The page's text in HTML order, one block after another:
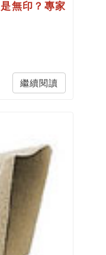
無印？專家
繼續閱讀